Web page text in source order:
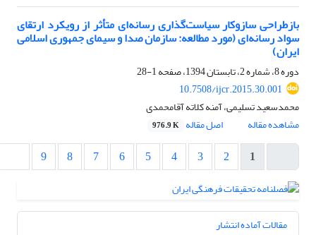
بازطراحی سازوکار سیاست‌گذاری رسانه‌ای متأثر از رویکرد ارتقای
سواد رسانه‌ای (مورد مطالعه: سازمان صدا و سیمای جمهوری اسلامی
ایران)
دوره 8، شماره 2، تابستان 1394، صفحه
1-28
10.7508/ijcr.2015.30.001
محمدسعید تسلیمی، آمنه کلاته آقامحمدی
مشاهده مقاله
اصل مقاله 976.9 K
1
2
3
4
5
6
7
8
9
مقالات آماده انتشار